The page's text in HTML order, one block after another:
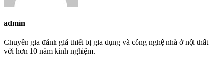
admin
Chuyên gia đánh giá thiết bị gia dụng và công nghệ nhà ở nội thất
với hơn 10 năm kinh nghiệm.